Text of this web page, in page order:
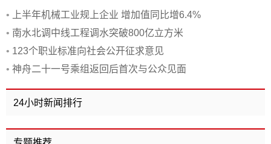
•
上半年机械工业规上企业 增加值同比增6.4%
• 南水北调中线工程调水突破800亿立方米
• 123个职业标准向社会公开征求意见
• 神舟二十一号乘组返回后首次与公众见面
24小时新闻排行